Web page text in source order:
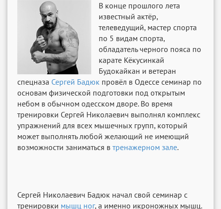
В конце прошлого лета
известный актёр,
телеведущий, мастер спорта
по 5 видам спорта,
обладатель черного пояса по
карате Кёкусинкай
Будокайкан и ветеран
спецназа Сергей Бадюк провёл в Одессе семинар по
основам физической подготовки под открытым
небом в обычном одесском дворе. Во время
тренировки Сергей Николаевич выполнял комплекс
упражнений для всех мышечных групп, который
может выполнять любой желающий не имеющий
возможности заниматься в тренажерном зале.
Сергей Николаевич Бадюк начал свой семинар с
тренировки мышц ног, а именно икроножных мышц.